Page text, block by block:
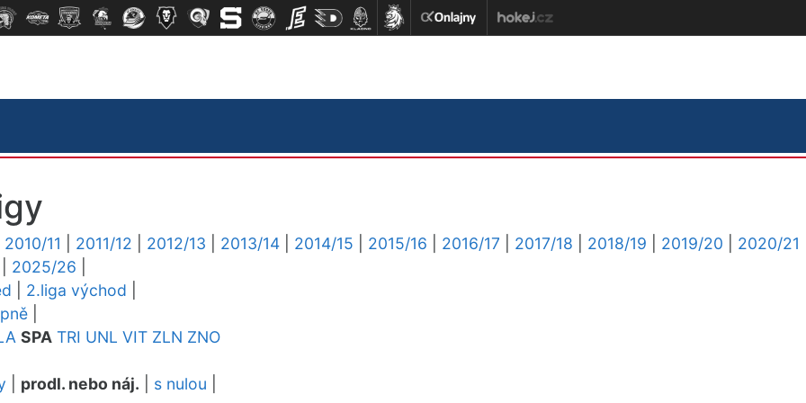
2010/11 2011/12 2012/13 2013/14 2014/15 2015/16 2016/17 2017/18 2018/19 2019/20
2020/21
2025/26
2.liga východ
SPA TRI UNL VIT ZLN ZNO
prodl. nebo náj. s nulou